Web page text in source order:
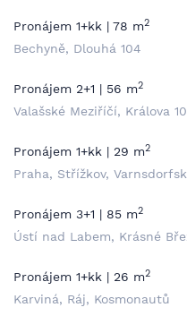
Pronájem 1+kk | 78 m2
Bechyně, Dlouhá 104
Pronájem 2+1 | 56 m2
Valašské Meziříčí, Králova
Pronájem 1+kk | 29 m2
Praha, Střížkov,
Pronájem 3+1 | 85 m2
Ústí nad Labem, Krásné
Pronájem 1+kk | 26 m2
Karviná, Ráj, Kosmonautů